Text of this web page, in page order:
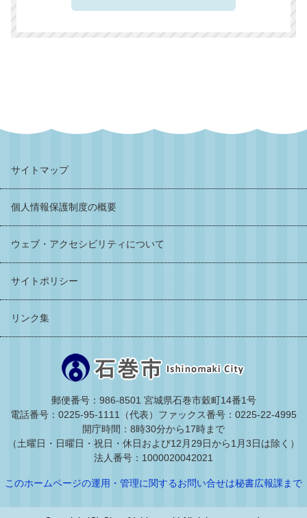
サイトマップ
個人情報保護制度の概要
ウェブ・アクセシビリティについて
サイトポリシー
リンク集
郵便番号：986-8501 宮城県石巻市穀町14番1号
電話番号：0225-95-1111（代表） ファックス番号：0225-22-4995
開庁時間：8時30分から17時まで
（土曜日・日曜日・祝日・休日および12月29日から1月3日は除く）
法人番号：1000020042021
このホームページの運用・管理に関するお問い合せは秘書広報課まで